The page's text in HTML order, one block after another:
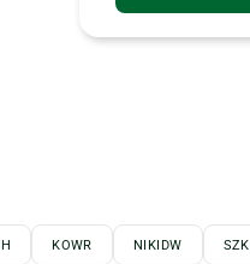
KOWR NIKIDW